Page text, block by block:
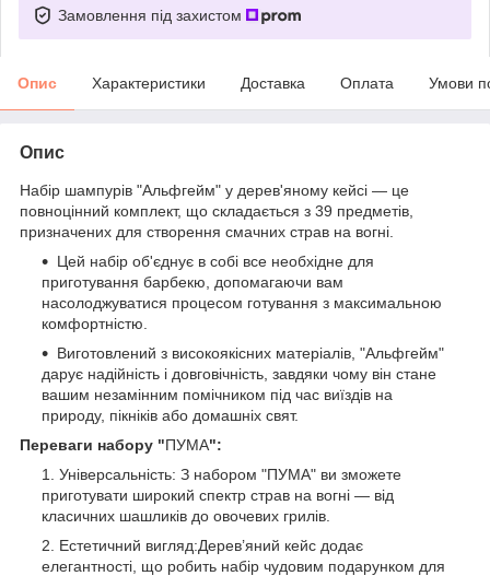
Замовлення під захистом
Опис Характеристики Доставка Оплата Умови
Опис
Набір шампурів "Альфгейм" у дерев'яному кейсі — це
повноцінний комплект, що складається з 39 предметів,
призначених для створення смачних страв на вогні.
Цей набір об'єднує в собі все необхідне для
приготування барбекю, допомагаючи вам
насолоджуватися процесом готування з максимальною
комфортністю.
Виготовлений з високоякісних матеріалів, "Альфгейм"
дарує надійність і довговічність, завдяки чому він стане
вашим незамінним помічником під час виїздів на
природу, пікніків або домашніх свят.
Переваги набору "ПУМА":
Універсальність: З набором "ПУМА" ви зможете
приготувати широкий спектр страв на вогні — від
класичних шашликів до овочевих грилів.
Естетичний вигляд:Дерев’яний кейс додає
елегантності, що робить набір чудовим подарунком для